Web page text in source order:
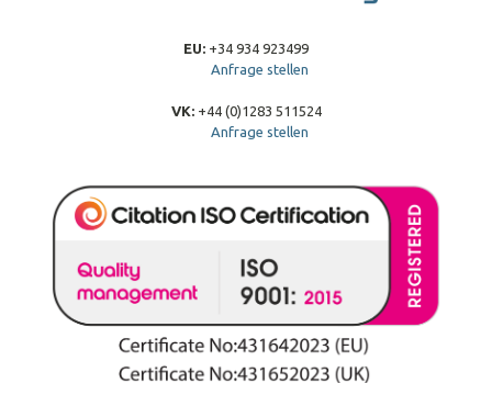
EU: +34 934 923499
Anfrage stellen
VK:+44 (0)1283 511524
Anfrage stellen